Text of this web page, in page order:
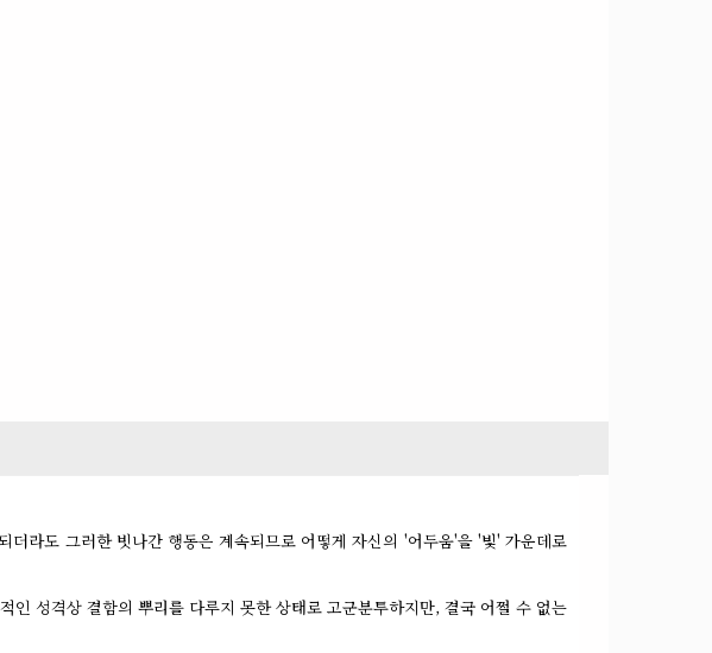
라도 그러한 빗나간 행동은 계속되므로 어떻게 자신의 '어두움'을 '빛' 가운데로
성격상 결함의 뿌리를 다루지 못한 상태로 고군분투하지만, 결국 어쩔 수 없는